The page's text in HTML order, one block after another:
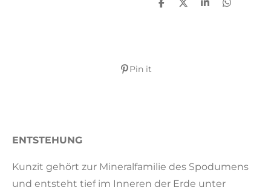
T
T
T
T
Pin it
ENTSTEHUNG
Kunzit gehört zur Mineralfamilie des Spodumens
und entsteht tief im Inneren der Erde unter